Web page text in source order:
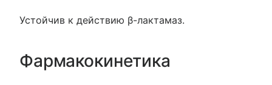
Устойчив к действию β-лактамаз.
Фармакокинетика